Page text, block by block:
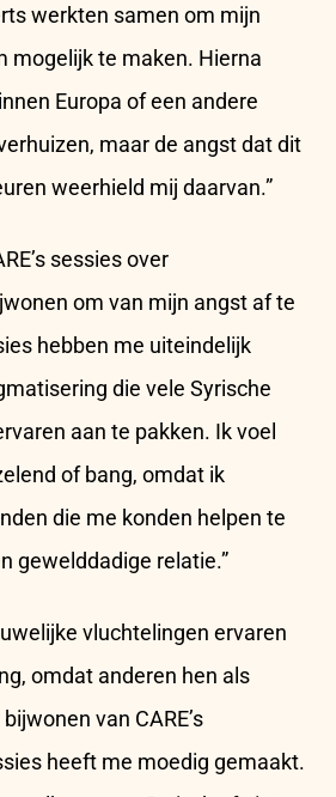
werkten samen om mijn
mogelijk te maken. Hierna
Europa of een andere
maar de angst dat dit
weerhield mij daarvan.”
sessies over
om van mijn angst af te
hebben me uiteindelijk
die vele Syrische
aan te pakken. Ik voel
of bang, omdat ik
die me konden helpen te
gewelddadige relatie.”
vluchtelingen ervaren
omdat anderen hen als
van CARE’s
heeft me moedig gemaakt.